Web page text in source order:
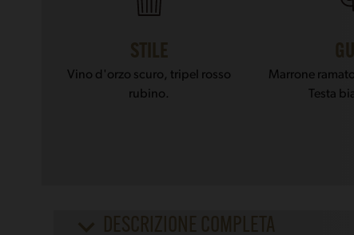
Vino d'orzo scuro, tripel rosso
rubino.
Marrone
Testa